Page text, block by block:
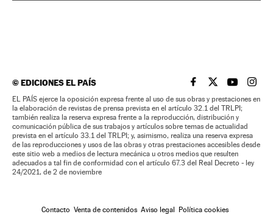
©EDICIONES EL PAÍS EL PAÍS BRASIL EN
EL PAÍSEL PAÍS
EL
EL PAÍS ejerce la oposición expresa frente al uso de sus obras y prestaciones en
la elaboración de revistas de prensa prevista en el artículo 32.1 del TRLPI;
también realiza la reserva expresa frente a la reproducción, distribución y
comunicación pública de sus trabajos y artículos sobre temas de actualidad
prevista en el artículo 33.1 del TRLPI; y, asimismo, realiza una reserva expresa
de las reproducciones y usos de las obras y otras prestaciones accesibles desde
este sitio web a medios de lectura mecánica u otros medios que resulten
adecuados a tal fin de conformidad con el artículo 67.3 del Real Decreto - ley
24/2021, de 2 de noviembre
Contacto Venta de contenidos Aviso legal Política cookies